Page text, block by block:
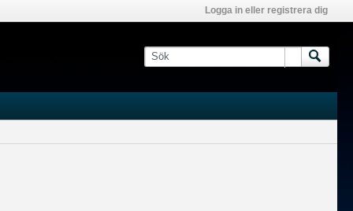
Logga in eller registrera dig